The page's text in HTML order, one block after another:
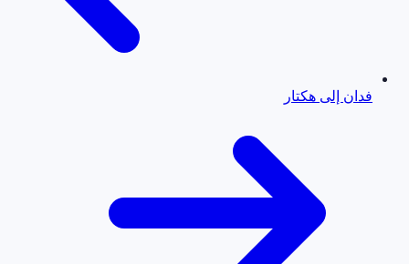
فدان إلى هكتار